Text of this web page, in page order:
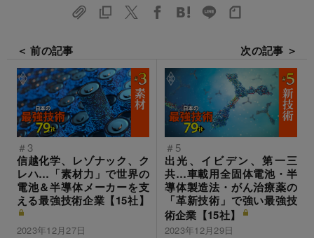
＜ 前の記事
＃3
信越化学、レゾナック、ク
レハ…「素材力」で世界の
電池＆半導体メーカーを支
える最強技術企業【15社】
2023年12月27日
次の記事 ＞
＃5
出光、イビデン、第一三
共…車載用全固体電池・半
導体製造法・がん治療薬の
「革新技術」で強い最強技
術企業【15社】
2023年12月29日